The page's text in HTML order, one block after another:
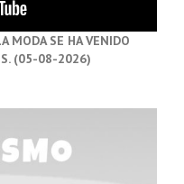
MODA SE HA VENIDO
(05-08-2026)